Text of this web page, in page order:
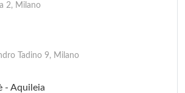
2, Milano
Tadino 9, Milano
- Aquileia